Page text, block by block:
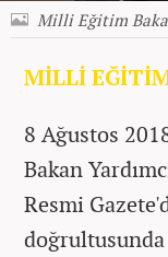
Milli Eğitim
MİLLİ
8 Ağustos
Bakan
Resmi